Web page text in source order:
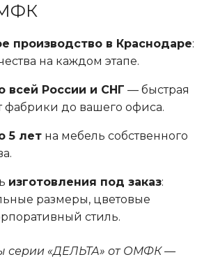
производство в Краснодаре:
на каждом этапе.
всей России и СНГ — быстрая
фабрики до вашего офиса.
5 лет на мебель собственного
изготовления под заказ:
размеры, цветовые
стиль.
серии «ДЕЛЬТА» от ОМФК —